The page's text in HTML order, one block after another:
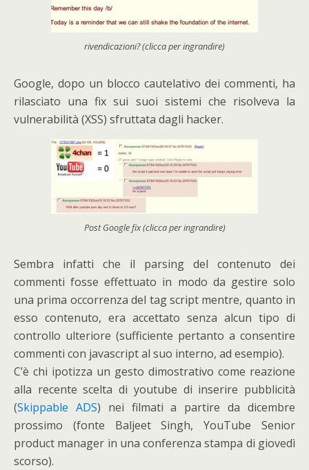
rivendicazioni? (clicca per ingrandire)
Google, dopo un blocco cautelativo dei commenti, ha
rilasciato una fix sui suoi sistemi che risolveva la
vulnerabilità (XSS) sfruttata dagli hacker.
Post Google fix (clicca per ingrandire)
Sembra infatti che il parsing del contenuto dei
commenti fosse effettuato in modo da gestire solo
una prima occorrenza del tag script mentre, quanto in
esso contenuto, era accettato senza alcun tipo di
controllo ulteriore (sufficiente pertanto a consentire
commenti con javascript al suo interno, ad esempio).
C’è chi ipotizza un gesto dimostrativo come reazione
alla recente scelta di youtube di inserire pubblicità
(Skippable ADS) nei filmati a partire da dicembre
prossimo (fonte Baljeet Singh, YouTube Senior
product manager in una conferenza stampa di giovedì
scorso).